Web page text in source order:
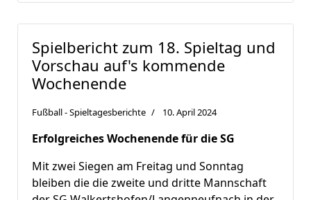
Spielbericht zum 18. Spieltag und
Vorschau auf's kommende
Wochenende
Fußball - Spieltagesberichte 10. April 2024
Erfolgreiches Wochenende für die SG
Mit zwei Siegen am Freitag und Sonntag
bleiben die die zweite und dritte Mannschaft